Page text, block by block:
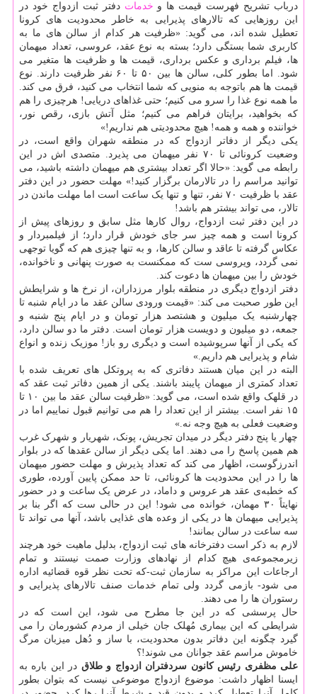
درباب تشریح فهرست قیمت ها و خدمات دفتر ثبت ازدواج خود در
این روزهایی که تالارهای پذیرایی به خاطر محدودیت های کرونا
تعطیل شده اند، می گوید: «ظرفیت هر کدام از سالن های ما به
کاربری شما بستگی دارد؛ بسته به نوع عقد، عروسی، تعداد میهمان
ها، فیلم برداری و عکس برداری، قیمت ها و ظرفیت ها متغیر می
شود. اما بطور کلی، سالن ها بین ۵۰ تا ۶۰ نفر ظرفیت دارند. نوع
قیمت ها هم باتوجه به منویی که شما انتخاب می کنید، فرق می کند.
ما همه نوع غذا را سرو می کنیم؛ حتی غذاهای دریایی! هرچیزی را هم
که بخواهید، برایتان فراهم می کنیم؛ مثل آتش بازی، رقص نور،
خواننده و همه و همه! هیچ محدودیتی هم نداریم!»
یکی دیگر از دفاتر ازدواج که در منطقه شهران واقع است، در
وضعیت کرونائی تا ۷۰ نفر میهمان می پذیرد. متصدی اش در این
رابطه می گوید: «حالا اگر تعداد بیشتری هم میهمان داشته باشید، می
توانید مراسم را در تالارمان برگزار کنید!» مهلت حضور در این دفتر
عقد با ظرفیت ۷۰ نفر، تنها و تنها یک ساعت است اما مهلت ماندن در
تالار، می تواند بیشتر هم باشد!
در این دفتر ثبت ازدواج، روال کارها مثل سابق و روزهای پیش از
کرونا است و همه چیز سر جای خودش قرار دارد؛ از فیلمبردار و
عکاس گرفته تا عاقد و سالن کارها، و به تنها چیزی هم که گویا توجهی
نمی گردد، ویروسی ‎ست که ممکنست به صورت پنهانی و ناخوانده،
خودش را بین میهمان ها دعوت کند.
دفتر ازدواج دیگری در منطقه بلوار مرزداران، از نرخ ها و شرایطش
این طور صحبت می کند: «قیمت ورودی سالن عقد ما در ایام شنبه تا
چهارشنبه یک میلیون و هشتصد هزار تومان و در ایام پنج شنبه و
جمعه، دو میلیون و دویست هزار تومان است. دفتر ما دو سالن دارد،
که یکی از آنها سرپوشیده است و دیگری رو باز! موزیک زنده و انواع
شام و پذیرایی هم داریم.»
البته در این میان هستند دفاتری که به پروتکل های تعریف شده با
تعداد کمتری از میهمان پایبند باشند. یکی از همین دفاتر ثبت عقد که
در قلهک واقع شده است، می گوید: «ظرفیت سالن عقد ما بین ۱۰ تا
۱۵ نفر است. بیشتر از این تعداد را هم می توانیم قبول نماییم اما در
وضعیت فعلی به هیچ وجه نه.»
چهار یا پنج دفتر دیگر در میدان تجریش، پونک، شهریار و شهرک غرب
هم همین پاسخ را می دهند. اما یکی دیگر از سالن عقدها که در بلوار
اندرزگوست، اظهار می کند که تعداد پذیرش و مهلت حضور میهمان
ها را در این محدودیت ها کرونائی، تا حد ممکن پایین آورده، طوری
که خطبه‌ی عقد هر عروس و داماد، در عرض یک ساعت و در حضور
نهایتاً ۳۰ مهمان، خوانده می شود! این در حالی ست که اگر بنا بر
پذیرایی میهمان ها در یکی از وعده های غذایی باشد، آنها می تواند تا
سه ساعت در سالن بمانند!
لازم به ذکر است دفترخانه های ثبت ازدواج، بدلیل ماهیت خود هرچند
زیرمجموعه‌ی هیچ کدام از نهادهای وزارت صمت نیستند و تمام
ارجاعات این مراکز به سازمان ثبت-که تحت نظر قوه قضائیه اداره
می شود- بازمی گردد ولی تمام خدمات صنف تالارهای پذیرایی و
رستوران ها را می دهند.
حال پرسشی که در این جا مطرح می شود، این است که در
شرایطی که این بیماری مُهلک جان خیلی از مردم کشورمان را می
گیرد چگونه این دفاتر بدون محدودیت، با ساز و دُهل میزبان مرگ
خاموش مراسم عقد جوانان می شوند!؟
علی مظفری رئیس کانون سردفتران ازدواج و طلاق در این باره به
ایسنا اظهار داشت: موضوع ازدواج موضوعی نیست که بتوان بطور